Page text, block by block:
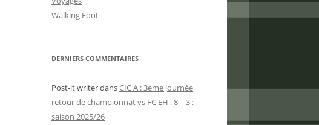
Walking Foot
DERNIERS COMMENTAIRES
Post-it writerdansCIC A : 3ème journée
retour de championnat vs FC EH : 8 – 3 :
saison 2025/26